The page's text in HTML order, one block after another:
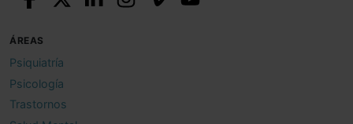
ÁREAS
Psiquiatría
Psicología
Trastornos